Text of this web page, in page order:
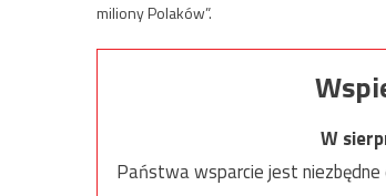
miliony Polaków”.
W
Państwa wsparcie jest